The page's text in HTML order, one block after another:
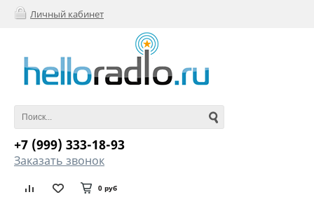
Личный кабинет
+7 (999) 333-18-93
Заказать звонок
0 руб